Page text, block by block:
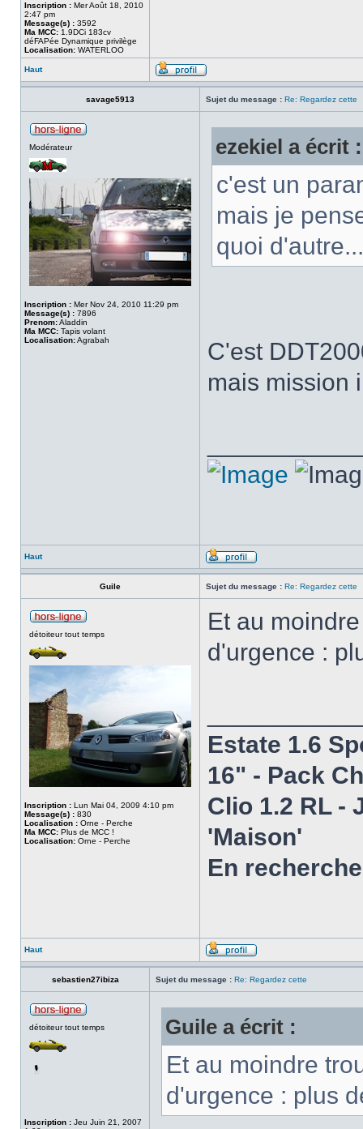
Inscription : Mer Août 18, 2010
2:47 pm
Message(s) : 3592
Ma MCC: 1.9DCi 183cv
déFAPée Dynamique privilège
Localisation: WATERLOO
Haut
savage5913 Sujet du message : Re: Regardez cette
Modérateur
Inscription : Mer Nov 24, 2010 11:29 pm
Message(s) : 7896
Prenom:Aladdin
Ma MCC: Tapis volant
Localisation:Agrabah
ezekiel a écrit :
c'est un
mais je
quoi d'autre...
C'est
mais mission
Haut
Guile Sujet du message : Re: Regardez cette
détoiteur tout temps
Inscription : Lun Mai 04, 2009 4:10 pm
Message(s) : 830
Localisation : Orne - Perche
Ma MCC: Plus de MCC !
Localisation: Orne - Perche
Et au
d'urgence :
Estate 1.6
16" - Pack
Clio 1.2 RL -
'Maison'
En
Haut
sebastien27ibiza Sujet du message : Re: Regardez cette
détoiteur tout temps
Inscription : Jeu Juin 21, 2007
Guile a écrit :
Et au moindre
d'urgence : plus